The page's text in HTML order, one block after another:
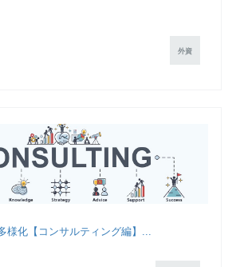
外資
様化【コンサルティング編】...